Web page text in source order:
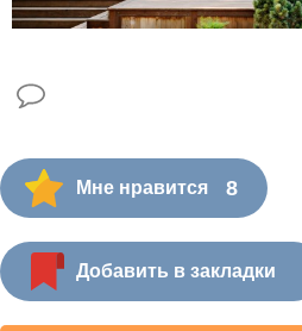
Мне нравится 8
Добавить в закладки